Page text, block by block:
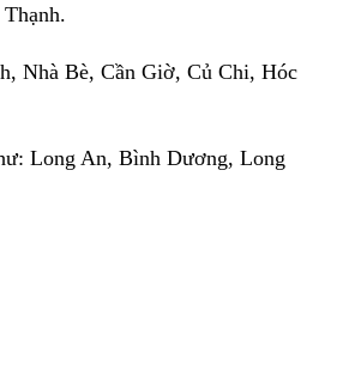
Nhà Bè, Cần Giờ, Củ Chi, Hóc
Long An, Bình Dương, Long